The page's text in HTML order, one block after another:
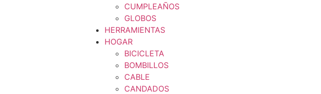
CUMPLEAÑOS
GLOBOS
HERRAMIENTAS
HOGAR
BICICLETA
BOMBILLOS
CABLE
CANDADOS